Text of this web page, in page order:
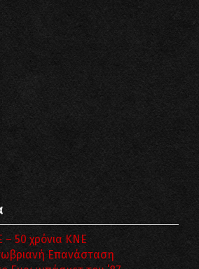
– 50 χρόνια ΚΝΕ
Επανάσταση